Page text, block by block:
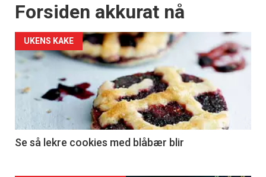
Forsiden akkurat nå
UKENS KAKE
Se så lekre cookies med blåbær blir